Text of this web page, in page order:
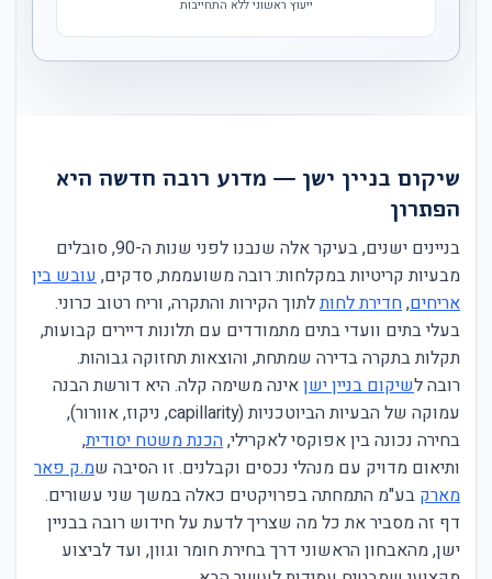
ייעוץ ראשוני ללא התחייבות
שיקום בניין ישן — מדוע רובה חדשה היא
הפתרון
בניינים ישנים, בעיקר אלה שנבנו לפני שנות ה-90, סובלים
מבעיות קריטיות במקלחות: רובה משועממת, סדקים, עובש בין
אריחים,חדירת לחותלתוך הקירות והתקרה, וריח רטוב כרוני.
בעלי בתים וועדי בתים מתמודדים עם תלונות דיירים קבועות,
תקלות בתקרה בדירה שמתחת, והוצאות תחזוקה גבוהות.
רובה לשיקום בניין ישןאינה משימה קלה. היא דורשת הבנה
עמוקה של הבעיות הביוטכניות (capillarity, ניקוז, אוורור),
בחירה נכונה בין אפוקסי לאקרילי,הכנת משטח יסודית,
ותיאום מדויק עם מנהלי נכסים וקבלנים. זו הסיבה שמ.ק פאר
מארק בע"מ התמחתה בפרויקטים כאלה במשך שני עשורים.
דף זה מסביר את כל מה שצריך לדעת על חידוש רובה בבניין
ישן, מהאבחון הראשוני דרך בחירת חומר וגוון, ועד לביצוע